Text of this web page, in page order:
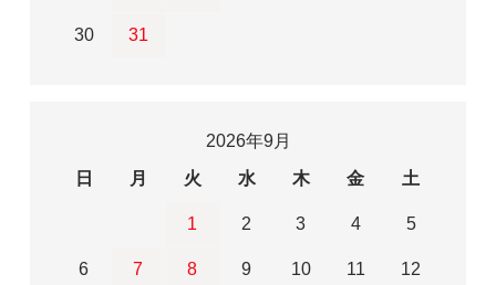
30 31
2026年9月
日
月 火 水 木 金 土
1 2 3 4 5
6 7 8 9 10 11 12